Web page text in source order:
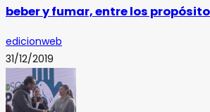
beber y fumar, entre los
edicionweb
31/12/2019